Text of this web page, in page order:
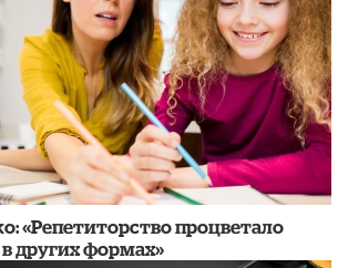
«Репетиторство процветало
в других формах»